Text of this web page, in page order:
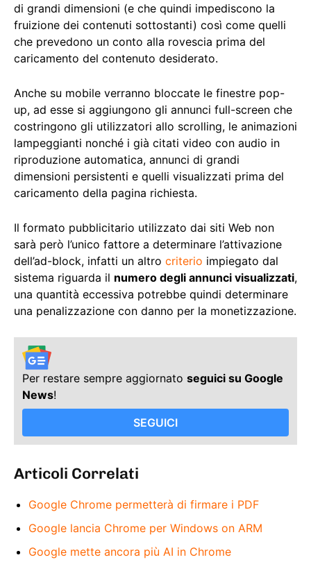
di grandi dimensioni (e che quindi impediscono la
fruizione dei contenuti sottostanti) così come quelli
che prevedono un conto alla rovescia prima del
caricamento del contenuto desiderato.
Anche su mobile verranno bloccate le finestre pop-
up, ad esse si aggiungono gli annunci full-screen che
costringono gli utilizzatori allo scrolling, le animazioni
lampeggianti nonché i già citati video con audio in
riproduzione automatica, annunci di grandi
dimensioni persistenti e quelli visualizzati prima del
caricamento della pagina richiesta.
Il formato pubblicitario utilizzato dai siti Web non
sarà però l’unico fattore a determinare l’attivazione
dell’ad-block, infatti un altro criterio impiegato dal
sistema riguarda il numero degli annunci visualizzati,
una quantità eccessiva potrebbe quindi determinare
una penalizzazione con danno per la monetizzazione.
Per restare sempre aggiornato seguici su Google
News!
SEGUICI
Articoli Correlati
Google Chrome permetterà di firmare i PDF
Google lancia Chrome per Windows on ARM
Google mette ancora più AI in Chrome